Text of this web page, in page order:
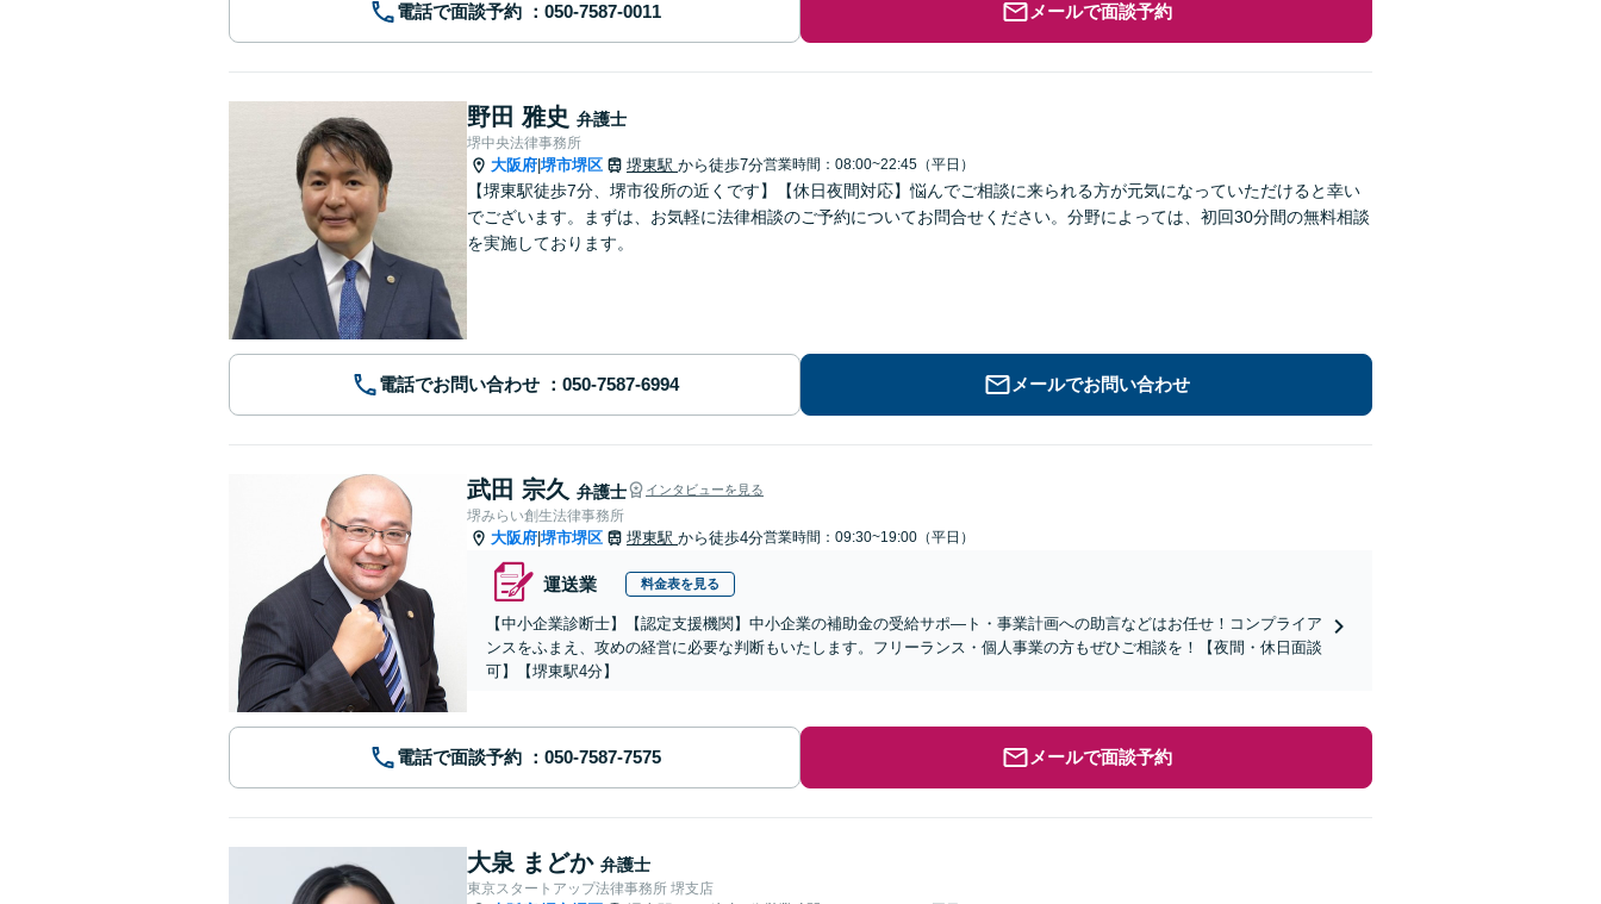
電話で面談予約 メールで面談予約
野田 雅史 弁護士
堺中央法律事務所
大阪府 堺市堺区 堺東駅 から徒歩7分営業時間：08:00~22:45（平日）
【堺東駅徒歩7分、堺市役所の近くです】【休日夜間対応】悩んでご相談に来られる方が元気になっていただけると幸い
でございます。まずは、お気軽に法律相談のご予約についてお問合せください。分野によっては、初回30分間の無料相談
を実施しております。
電話でお問い合わせ メールでお問い合わせ
武田 宗久 弁護士 インタビューを見る
堺みらい創生法律事務所
大阪府 堺市堺区 堺東駅 から徒歩4分営業時間：09:30~19:00（平日）
運送業 料金表を見る
【中小企業診断士】【認定支援機関】中小企業の補助金の受給サポ―ト・事業計画への助言などはお任せ！コンプライア
ンスをふまえ、攻めの経営に必要な判断もいたします。フリーランス・個人事業の方もぜひご相談を！【夜間・休日面談
可】【堺東駅4分】
電話で面談予約 メールで面談予約
大泉 まどか 弁護士
東京スタートアップ法律事務所 堺支店